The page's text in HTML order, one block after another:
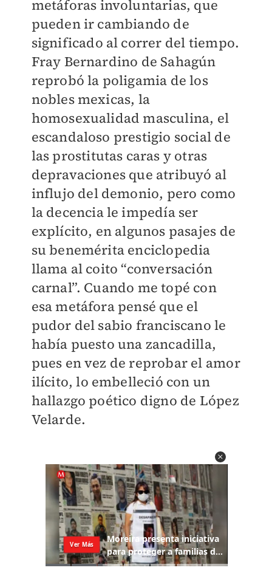
metáforas involuntarias, que
pueden ir cambiando de
significado al correr del tiempo.
Fray Bernardino de Sahagún
reprobó la poligamia de los
nobles mexicas, la
homosexualidad masculina, el
escandaloso prestigio social de
las prostitutas caras y otras
depravaciones que atribuyó al
influjo del demonio, pero como
la decencia le impedía ser
explícito, en algunos pasajes de
su benemérita enciclopedia
llama al coito “conversación
carnal”. Cuando me topé con
esa metáfora pensé que el
pudor del sabio franciscano le
había puesto una zancadilla,
pues en vez de reprobar el amor
ilícito, lo embelleció con un
hallazgo poético digno de López
Velarde.